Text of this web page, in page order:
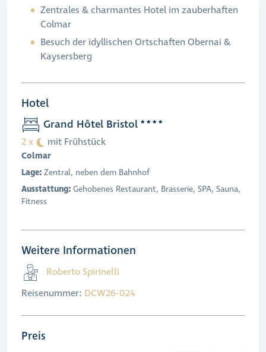
Zentrales & charmantes Hotel im zauberhaften
Colmar
Besuch der idyllischen Ortschaften Obernai &
Kaysersberg
Hotel
Grand Hôtel Bristol
2 x mit Frühstück
Colmar
Lage: Zentral, neben dem Bahnhof
Ausstattung: Gehobenes Restaurant, Brasserie, SPA, Sauna,
Fitness
Weitere Informationen
Roberto Spirinelli
Reisenummer: DCW26-024
Preis